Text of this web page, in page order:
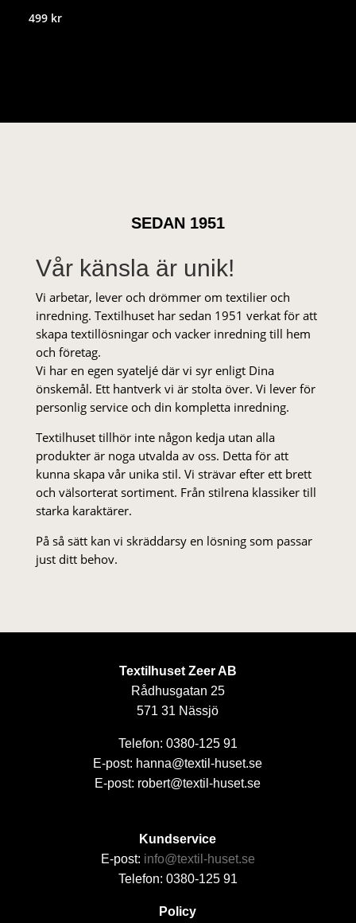
499 kr
SEDAN 1951
Vår känsla är unik!
Vi arbetar, lever och drömmer om textilier och
inredning. Textilhuset har sedan 1951 verkat för att
skapa textillösningar och vacker inredning till hem
och företag.
Vi har en egen syateljé där vi syr enligt Dina
önskemål. Ett hantverk vi är stolta över. Vi lever för
personlig service och din kompletta inredning.
Textilhuset tillhör inte någon kedja utan alla
produkter är noga utvalda av oss. Detta för att
kunna skapa vår unika stil. Vi strä­var efter ett brett
och välsorterat sor­ti­ment. Från stil­rena klas­siker till
starka karaktärer.
På så sätt kan vi skräddarsy en lösning som passar
just ditt behov.
Textilhuset Zeer AB
Rådhusgatan 25
571 31 Nässjö
Telefon: 0380-125 91
E-post: hanna@textil-huset.se
E-post: robert@textil-huset.se
Kundservice
E-post: info@textil-huset.se
Telefon: 0380-125 91
Policy